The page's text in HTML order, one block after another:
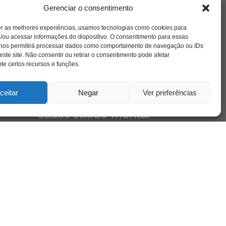
Gerenciar o consentimento
as melhores experiências, usamos tecnologias como cookies para
ou acessar informações do dispositivo. O consentimento para essas
permitirá processar dados como comportamento de navegação ou IDs
site. Não consentir ou retirar o consentimento pode afetar
certos recursos e funções.
Negar Ver preferências
e
amor ansiedade caos CAPS
crianca cuidado cultura depressao
educação entrevista escola família filme
freud infância insight jung liberdade livro
loucura luto maternidade
psicologia relato
saúdesaúde mental